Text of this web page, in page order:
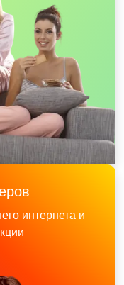
интернета и